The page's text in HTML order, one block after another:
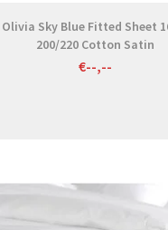
Olivia Sky Blue Fitted Sheet
200/220 Cotton Satin
€--,--